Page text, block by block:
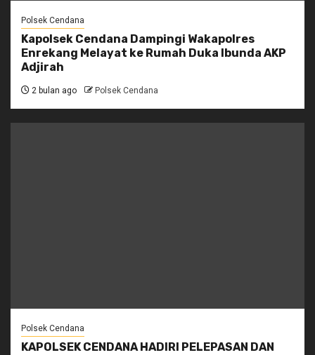
Polsek Cendana
Kapolsek Cendana Dampingi Wakapolres
Enrekang Melayat ke Rumah Duka Ibunda AKP
Adjirah
2 bulan ago Polsek Cendana
Polsek Cendana
KAPOLSEK CENDANA HADIRI PELEPASAN DAN